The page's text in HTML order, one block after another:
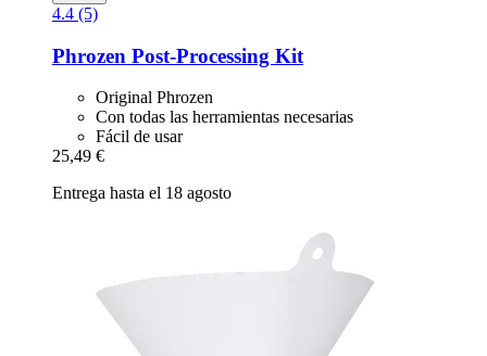
4.4 (5)
Phrozen Post-​Processing Kit
Original Phrozen
Con todas las herramientas necesarias
Fácil de usar
25,49 €
Entrega hasta el 18 agosto